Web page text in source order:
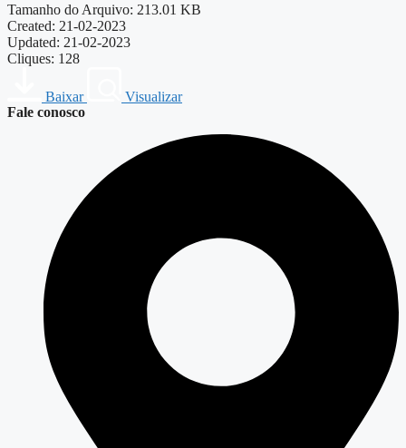
Tamanho do Arquivo: 213.01 KB
Created: 21-02-2023
Updated: 21-02-2023
Cliques: 128
Baixar
Visualizar
Fale conosco